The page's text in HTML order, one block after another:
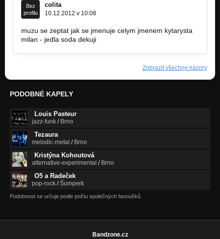
Bez
profilu
colita
10.12.2012 v 10:08
muzu se zeptat jak se jmenuje celym jmenem kytarysta
milan - jedla soda dekuji
Zobrazit všechny názory
PODOBNÉ KAPELY
Louis Pasteur
jazz-funk / Brno
Tezaura
melodic-metal / Brno
Kristýna Kohoutová
alternative-experimental / Brno
O5 a Radeček
pop-rock /Šumperk
Podobnost se určuje podle počtu společných fanoušků.
Bandzone.cz